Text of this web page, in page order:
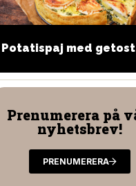
i
– 27
Första
för
Potatispaj med getost
Prenumerera på
nyhetsbrev!
PRENUMERERA